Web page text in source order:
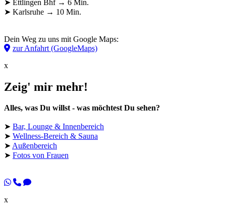
➤ Ettlingen Bhf → 6 Min.
➤ Karlsruhe → 10 Min.
Dein Weg zu uns mit Google Maps:
zur Anfahrt (GoogleMaps)
x
Zeig' mir mehr!
Alles, was Du willst - was möchtest Du sehen?
➤ Bar, Lounge & Innenbereich
➤ Wellness-Bereich & Sauna
➤Außenbereich
➤ Fotos von Frauen
x